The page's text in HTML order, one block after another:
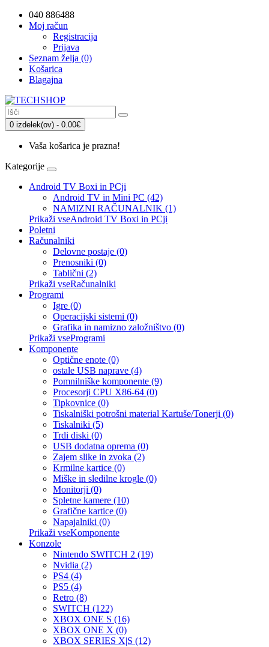
040 886488
Moj račun
Registracija
Prijava
Seznam želja (0)
Košarica
Blagajna
0 izdelek(ov) - 0.00€
Vaša košarica je prazna!
Kategorije
Android TV Boxi in PCji
Android TV in Mini PC (42)
NAMIZNI RAČUNALNIK (1)
Prikaži vseAndroid TV Boxi in PCji
Poletni
Računalniki
Delovne postaje (0)
Prenosniki (0)
Tablični (2)
Prikaži vseRačunalniki
Programi
Igre (0)
Operacijski sistemi (0)
Grafika in namizno založništvo (0)
Prikaži vseProgrami
Komponente
Optične enote (0)
ostale USB naprave (4)
Pomnilniške komponente (9)
Procesorji CPU X86-64 (0)
Tipkovnice (0)
Tiskalniški potrošni material Kartuše/Tonerji (0)
Tiskalniki (5)
Trdi diski (0)
USB dodatna oprema (0)
Zajem slike in zvoka (2)
Krmilne kartice (0)
Miške in sledilne krogle (0)
Monitorji (0)
Spletne kamere (10)
Grafične kartice (0)
Napajalniki (0)
Prikaži vseKomponente
Konzole
Nintendo SWITCH 2 (19)
Nvidia (2)
PS4 (4)
PS5 (4)
Retro (8)
SWITCH (122)
XBOX ONE S (16)
XBOX ONE X (0)
XBOX SERIES X|S (12)